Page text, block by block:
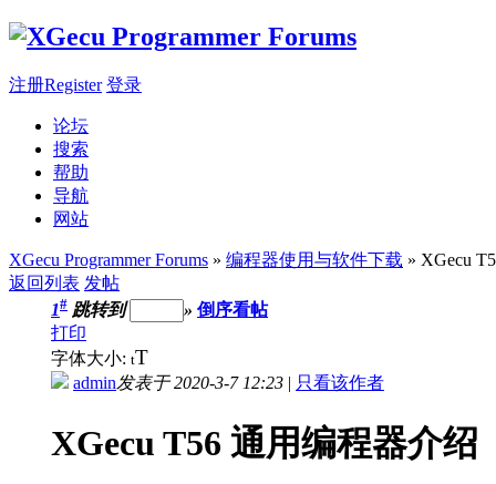
注册Register 登录
论坛
搜索
帮助
导航
网站
XGecu Programmer Forums » 编程器使用与软件下载 » XGecu
返回列表 发帖
1# 跳转到 » 倒序看帖
打印
字体大小: tT
admin发表于 2020-3-7 12:23 | 只看该作者
XGecu T56 通用编程器介绍